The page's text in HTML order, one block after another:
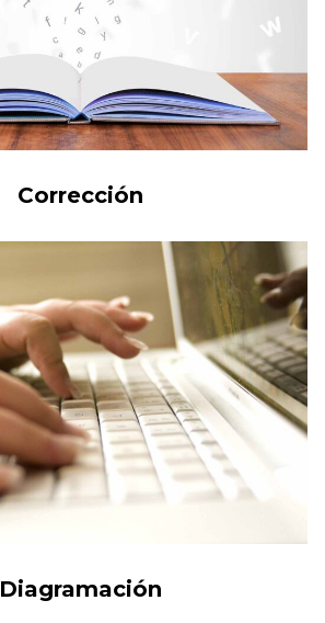
Corrección
Diagramación